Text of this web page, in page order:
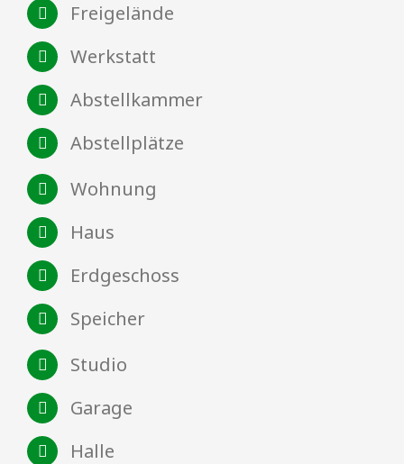
Freigelände
Werkstatt
Abstellkammer
Abstellplätze
Wohnung
Haus
Erdgeschoss
Speicher
Studio
Garage
Halle